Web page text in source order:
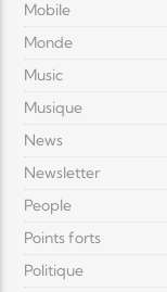
Mobile
Monde
Music
Musique
News
Newsletter
People
Points forts
Politique